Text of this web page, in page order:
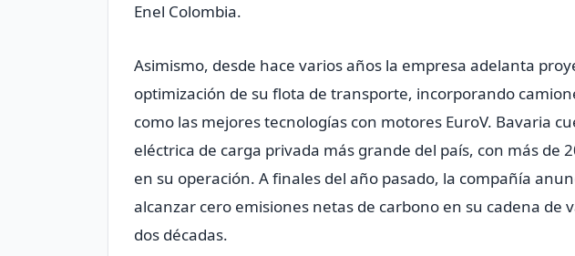
Enel Colombia.
Asimismo, desde hace varios años la empresa adelanta
optimización de su flota de transporte, incorporando
como las mejores tecnologías con motores EuroV. Bavaria
eléctrica de carga privada más grande del país, con más de
en su operación. A finales del año pasado, la compañía
alcanzar cero emisiones netas de carbono en su cadena de
dos décadas.